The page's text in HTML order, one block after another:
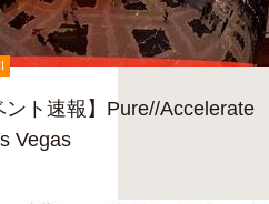
ント速報】Pure//Accelerate
Vegas